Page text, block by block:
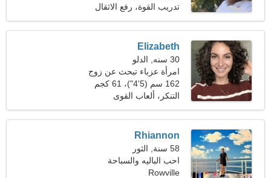
تدريب القوة، رفع الاثقال
Elizabeth
30 سنه, الدلو
امرأة عزباء تبحث عن زوج
162 سم (5'4")، 61 كجم
(134 رطلا)
التنكر، ألعاب القوى
Rhiannon
58 سنة, الثور
احب الباليه والسباحة
Rowville